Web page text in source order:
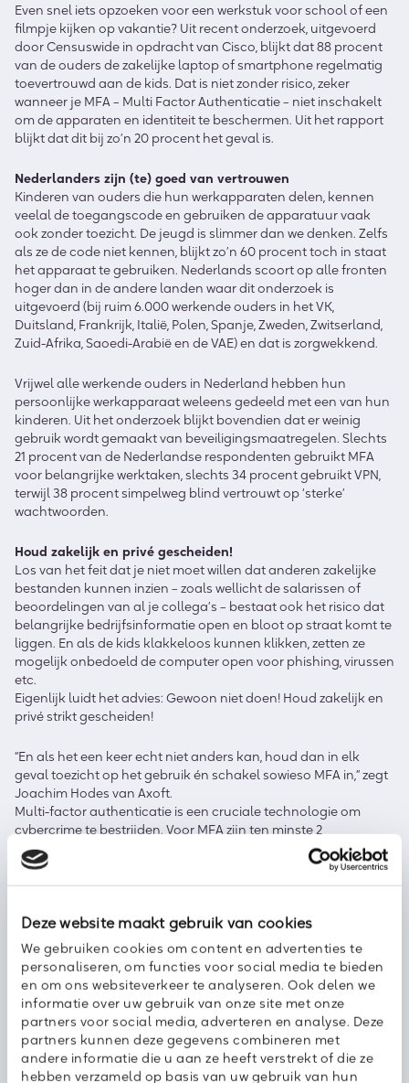
Deze website maakt gebruik van cookies
We gebruiken cookies om content en advertenties te
personaliseren, om functies voor social media te bieden
en om ons websiteverkeer te analyseren. Ook delen we
informatie over uw gebruik van onze site met onze
partners voor social media, adverteren en analyse. Deze
partners kunnen deze gegevens combineren met
andere informatie die u aan ze heeft verstrekt of die ze
hebben verzameld op basis van uw gebruik van hun
Even snel iets opzoeken voor een werkstuk voor school of een
filmpje kijken op vakantie? Uit recent onderzoek, uitgevoerd
door Censuswide in opdracht van Cisco, blijkt dat 88 procent
van de ouders de zakelijke laptop of smartphone regelmatig
toevertrouwd aan de kids. Dat is niet zonder risico, zeker
wanneer je MFA – Multi Factor Authenticatie – niet inschakelt
om de apparaten en identiteit te beschermen. Uit het rapport
blijkt dat dit bij zo’n 20 procent het geval is.
Nederlanders zijn (te) goed van vertrouwen
Kinderen van ouders die hun werkapparaten delen, kennen
veelal de toegangscode en gebruiken de apparatuur vaak
ook zonder toezicht. De jeugd is slimmer dan we denken. Zelfs
als ze de code niet kennen, blijkt zo’n 60 procent toch in staat
het apparaat te gebruiken. Nederlands scoort op alle fronten
hoger dan in de andere landen waar dit onderzoek is
uitgevoerd (bij ruim 6.000 werkende ouders in het VK,
Duitsland, Frankrijk, Italië, Polen, Spanje, Zweden, Zwitserland,
Zuid-Afrika, Saoedi-Arabië en de VAE) en dat is zorgwekkend.
Vrijwel alle werkende ouders in Nederland hebben hun
persoonlijke werkapparaat weleens gedeeld met een van hun
kinderen. Uit het onderzoek blijkt bovendien dat er weinig
gebruik wordt gemaakt van beveiligingsmaatregelen. Slechts
21 procent van de Nederlandse respondenten gebruikt MFA
voor belangrijke werktaken, slechts 34 procent gebruikt VPN,
terwijl 38 procent simpelweg blind vertrouwt op ‘sterke’
wachtwoorden.
Houd zakelijk en privé gescheiden!
Los van het feit dat je niet moet willen dat anderen zakelijke
bestanden kunnen inzien – zoals wellicht de salarissen of
beoordelingen van al je collega’s – bestaat ook het risico dat
belangrijke bedrijfsinformatie open en bloot op straat komt te
liggen. En als de kids klakkeloos kunnen klikken, zetten ze
mogelijk onbedoeld de computer open voor phishing, virussen
etc.
Eigenlijk luidt het advies: Gewoon niet doen! Houd zakelijk en
privé strikt gescheiden!
“En als het een keer echt niet anders kan, houd dan in elk
geval toezicht op het gebruik én schakel sowieso MFA in,” zegt
Joachim Hodes van Axoft.
Multi-factor authenticatie is een cruciale technologie om
cybercrime te bestrijden. Voor MFA zijn ten minste 2
verschillende technologieën van ten minste 2
technologiegroepen nodig voor het authenticatieproces. Zo
voorkom je dat iemand ongeoorloofd met je apparatuur aan
Joachim Hodes.
Deel dit bericht met uw netwerk: